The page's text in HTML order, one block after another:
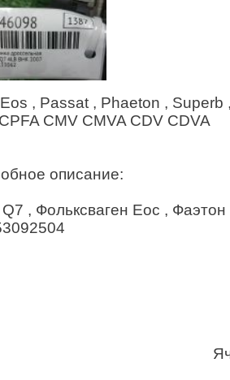
, Passat , Phaeton ,
CMV CMVA CDV CDVA
описание:
, Фольксваген Еос ,